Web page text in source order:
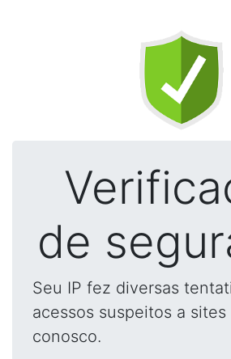
de
Seu IP fez diversas
acessos suspeitos a
conosco.